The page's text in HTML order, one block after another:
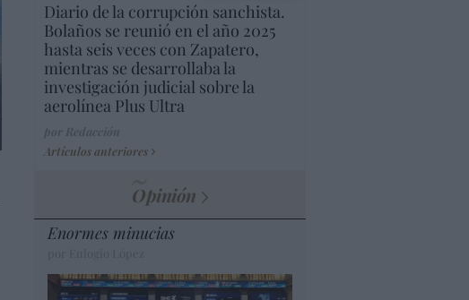
Diario de la corrupción sanchista.
Bolaños se reunió en el año 2025
hasta seis veces con Zapatero,
mientras se desarrollaba la
investigación judicial sobre la
aerolínea Plus Ultra
Artículos anteriores
Opinión
Enormes minucias